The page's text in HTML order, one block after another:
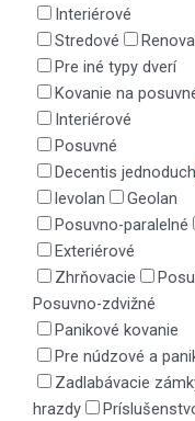
Interiérové
Stredové
Pre iné typy dverí
Kovanie na
Interiérové
Posuvné
Decentis
levolan
Geolan
Posuvno-paralelné
Exteriérové
Zhrňovacie
Posuvno-zdvižné
Panikové kovanie
Pre núdzové a
Zadlabávacie
hrazdy